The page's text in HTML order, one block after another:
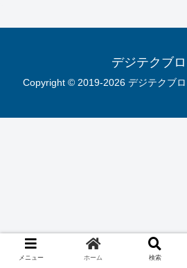
デジテクブ
Copyright © 2019-2026 デジテクブ
メニュー ホーム 検索